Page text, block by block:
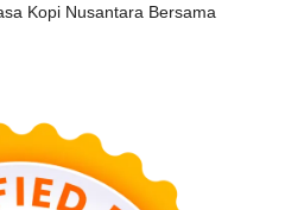
Kopi Nusantara Bersama